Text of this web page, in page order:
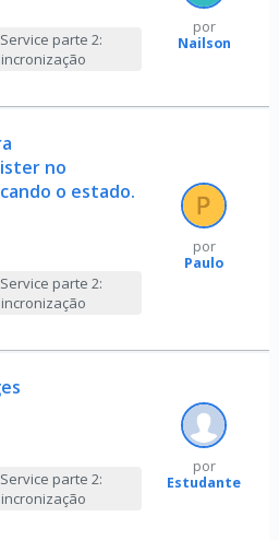
parte 2:
por
Nailson
no
o estado.
parte 2:
por
Paulo
parte 2:
por
Estudante